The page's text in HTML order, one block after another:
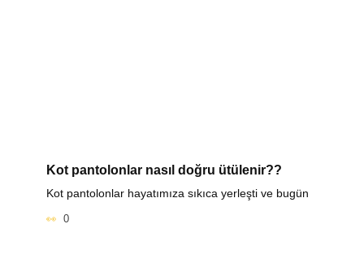
Kot pantolonlar nasıl doğru ütülenir??
Kot pantolonlar hayatımıza sıkıca yerleşti ve bugün
0